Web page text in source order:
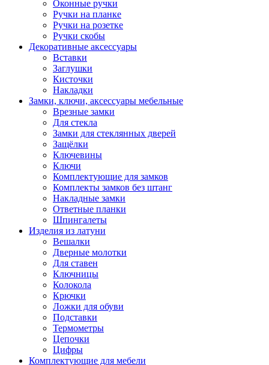
Оконные ручки
Ручки на планке
Ручки на розетке
Ручки скобы
Декоративные аксессуары
Вставки
Заглушки
Кисточки
Накладки
Замки, ключи, аксессуары мебельные
Врезные замки
Для стекла
Замки для стеклянных дверей
Защёлки
Ключевины
Ключи
Комплектующие для замков
Комплекты замков без штанг
Накладные замки
Ответные планки
Шпингалеты
Изделия из латуни
Вешалки
Дверные молотки
Для ставен
Ключницы
Колокола
Крючки
Ложки для обуви
Подставки
Термометры
Цепочки
Цифры
Комплектующие для мебели